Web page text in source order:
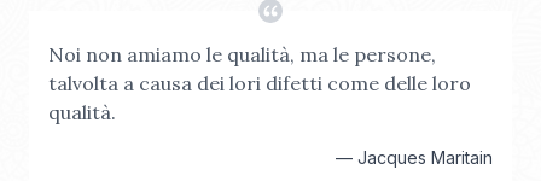
Noi non amiamo le qualità, ma le persone,
talvolta a causa dei lori difetti come delle loro
qualità.
— Jacques Maritain